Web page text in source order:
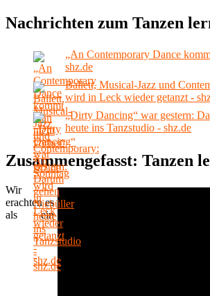
Nachrichten zum Tanzen
„An Contemporary Dance
shz.de
Ballett, Musical-Jazz und
wird in Leck wieder getanzt -
„Dirty Dancing“ war gestern:
heute ins Tanzstudio - shz.de
Zusammengefasst: Tanzen
Wir
erachten es
als ein